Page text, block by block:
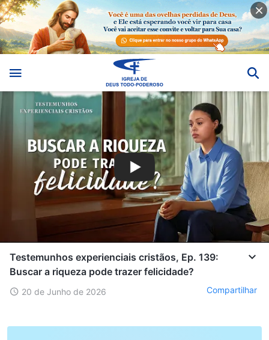
Testemunhos experienciais cristãos, Ep. 139:
Buscar a riqueza pode trazer felicidade?
20 de Junho de 2026 Compartilhar